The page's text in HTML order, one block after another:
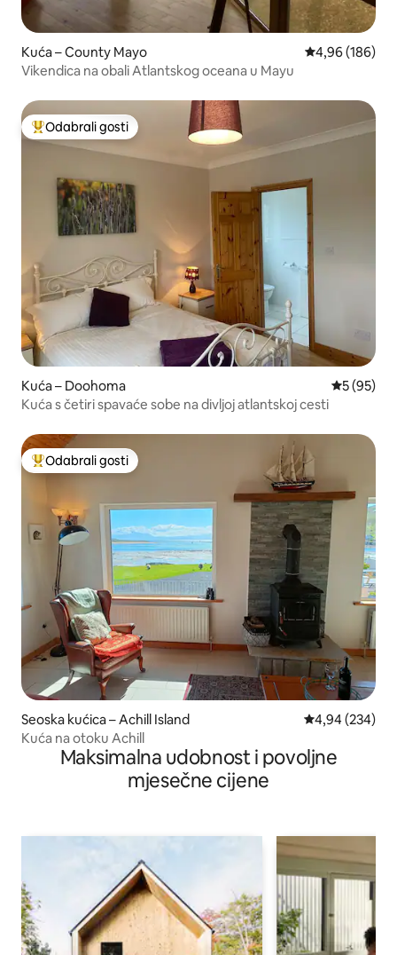
Kuća – County Mayo Prosječna
4,96 (186)
Vikendica na obali Atlantskog oceana u Mayu
Među najviše rangiranima s oznakom „Odabrali gosti”
Odabrali gosti
Kuća – Doohoma Prosječna
5 (95)
Kuća s četiri spavaće sobe na divljoj atlantskoj cesti
Među najviše rangiranima s oznakom „Odabrali gosti”
Odabrali gosti
Seoska kućica – Achill Island Prosječna
4,94 (234)
Kuća na otoku Achill
Maksimalna udobnost i povoljne
mjesečne cijene